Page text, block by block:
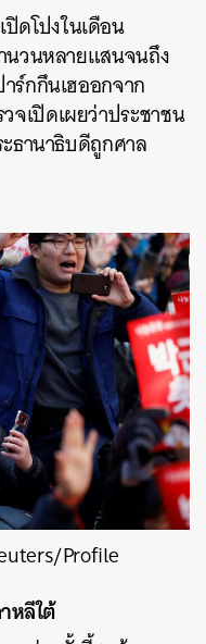
ดโปงในเดือน
นวนหลายแสนจนถึง
ร์กกึนเฮออกจาก
เปิดเผยว่าประชาชน
ธานาธิบดีถูกศาล
Profile
หลีใต้